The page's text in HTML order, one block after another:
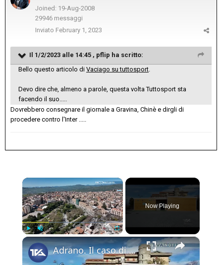
Joined: 19-Aug-2008
29946 messaggi
Inviato February 1, 2023
Il 1/2/2023 alle 14:45 , pflip ha scritto:
Bello questo articolo di Vaciago su tuttosport.
Devo dire che, almeno a parole, questa volta Tuttosport sta
facendo il suo.....
Dovrebbero consegnare il giornale a Gravina, Chinè e dirgli di
procedere contro l'Inter .....
×
Play Unmute Fullscreen
Now Playing
×
Adrano. Il caso di scabbia a scuola. Il Dipartimento di Prevenzione: “Situazione sotto controllo. At